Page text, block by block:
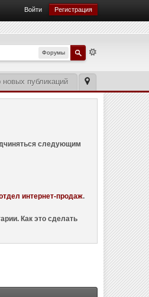
Войти Регистрация
Форумы
новых публикаций
следующим
интернет-продаж.
Как это сделать